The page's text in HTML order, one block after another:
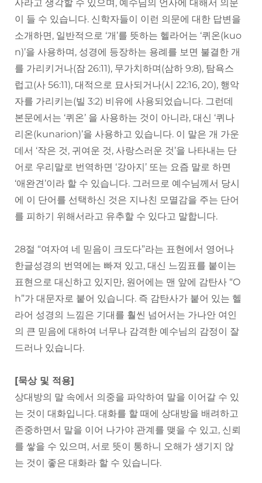
사라고 생각할 수 있으며, 예수님의 언사에 대해서 의문
이 들 수 있습니다. 신학자들이 이런 의문에 대한 답변을
소개하면, 일반적으로 ‘개’를 뜻하는 헬라어는 ‘퀴온(kuo
n)’을 사용하며, 성경에 등장하는 용례를 보면 불결한 개
를 가리키거나(잠 26:11), 무가치하며(삼하 9:8), 탐욕스
럽고(사 56:11), 대적으로 묘사되거나(시 22:16, 20), 행악
자를 가리키는(빌 3:2) 비유에 사용되었습니다. 그런데
본문에서는 ‘퀴온’ 을 사용하는 것이 아니라, 대신 ‘퀴나
리온(kunarion)’을 사용하고 있습니다. 이 말은 개 가운
데서 ‘작은 것, 귀여운 것, 사랑스러운 것’을 나타내는 단
어로 우리말로 번역하면 ‘강아지’ 또는 요즘 말로 하면
‘애완견’이라 할 수 있습니다. 그러므로 예수님께서 당시
에 이 단어를 선택하신 것은 지나친 모멸감을 주는 단어
를 피하기 위해서라고 유추할 수 있다고 말합니다.
28절 “여자여 네 믿음이 크도다”라는 표현에서 영어나
한글성경의 번역에는 빠져 있고, 대신 느낌표를 붙이는
표현으로 대신하고 있지만, 원어에는 맨 앞에 감탄사 “O
h”가 대문자로 붙어 있습니다. 즉 감탄사가 붙어 있는 헬
라어 성경의 느낌은 기대를 훨씬 넘어서는 가나안 여인
의 큰 믿음에 대하여 너무나 감격한 예수님의 감정이 잘
드러나 있습니다.
[묵상 및 적용]
상대방의 말 속에서 의중을 파악하여 말을 이어갈 수 있
는 것이 대화입니다. 대화를 할 때에 상대방을 배려하고
존중하면서 말을 이어 나가야 관계를 맺을 수 있고, 신뢰
를 쌓을 수 있으며, 서로 뜻이 통하니 오해가 생기지 않
는 것이 좋은 대화라 할 수 있습니다.